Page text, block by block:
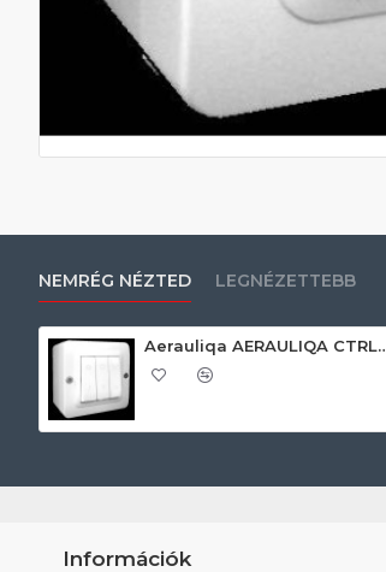
NEMRÉG NÉZTED LEGNÉZETTEBB
Aerauliqa AERAULIQA CTRL-S-P szabályzó
Információk